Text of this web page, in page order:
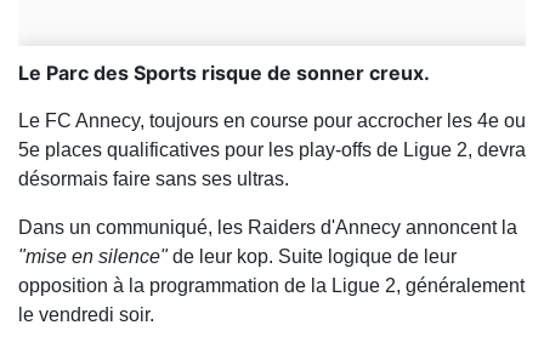
Le Parc des Sports risque de sonner creux.
Le FC Annecy, toujours en course pour accrocher les 4e ou
5e places qualificatives pour les play-offs de Ligue 2, devra
désormais faire sans ses ultras.
Dans un communiqué, les Raiders d'Annecy annoncent la
"mise en silence"de leur kop. Suite logique de leur
opposition à la programmation de la Ligue 2, généralement
le vendredi soir.